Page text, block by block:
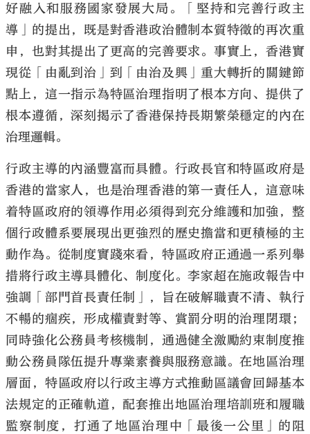
好融入和服務國家發展大局。「堅持和完善行政主
導」的提出，既是對香港政治體制本質特徵的再次重
申，也對其提出了更高的完善要求。事實上，香港實
現從「由亂到治」到「由治及興」重大轉折的關鍵節
點上，這一指示為特區治理指明了根本方向、提供了
根本遵循，深刻揭示了香港保持長期繁榮穩定的內在
治理邏輯。
行政主導的內涵豐富而具體。行政長官和特區政府是
香港的當家人，也是治理香港的第一責任人，這意味
着特區政府的領導作用必須得到充分維護和加強，整
個行政體系要展現出更強烈的歷史擔當和更積極的主
動作為。從制度實踐來看，特區政府正通過一系列舉
措將行政主導具體化、制度化。李家超在施政報告中
強調「部門首長責任制」，旨在破解職責不清、執行
不暢的痼疾，形成權責對等、賞罰分明的治理閉環；
同時強化公務員考核機制，通過健全激勵約束制度推
動公務員隊伍提升專業素養與服務意識。在地區治理
層面，特區政府以行政主導方式推動區議會回歸基本
法規定的正確軌道，配套推出地區治理培訓班和履職
監察制度，打通了地區治理中「最後一公里」的阻